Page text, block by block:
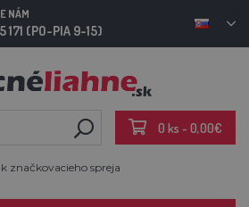
NÁM
171 (PO-PIA 9-15)
0 ks - 0,00€
značkovacieho spreja